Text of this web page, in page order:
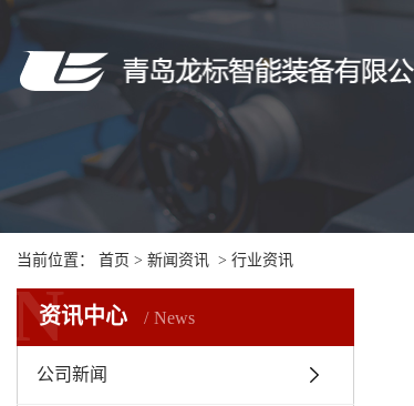
当前位置： 首页 > 新闻资讯 > 行业资讯
资讯中心 News
N
公司新闻